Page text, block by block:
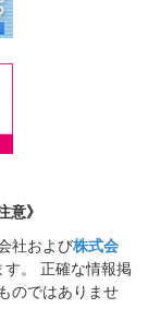
意》
社および株式会
。 正確な情報掲
のではありませ